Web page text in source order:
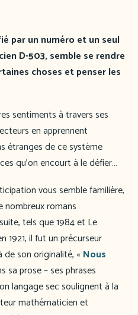
par un numéro et un seul
D-503, semble se rendre
choses et penser les
sentiments à travers ses
en apprennent
étranges de ce système
qu’on encourt à le défier…
vous semble familière,
nombreux romans
tels que 1984 et Le
1921, il fut un précurseur
de son originalité, « Nous
sa prose – ses phrases
langage sec soulignent à la
mathématicien et